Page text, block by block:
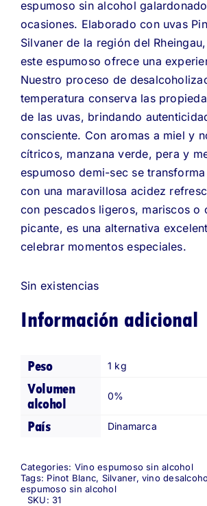
espumoso sin alcohol
ocasiones. Elaborado con uvas
Silvaner de la región del
este espumoso ofrece una
Nuestro proceso de
temperatura conserva las
de las uvas, brindando
consciente. Con aromas a miel y
cítricos, manzana verde, pera y
espumoso demi-sec se
con una maravillosa acidez
con pescados ligeros, mariscos o
picante, es una alternativa
celebrar momentos especiales.
Sin existencias
Información adicional
Peso 1 kg
Volumen
alcohol
0%
País Dinamarca
Categories: Vino espumoso sin alcohol
Tags: Pinot Blanc, Silvaner, vino
espumoso sin alcohol
SKU: 31